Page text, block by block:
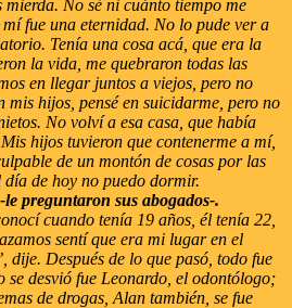
No sé ni cuánto tiempo me
fue una eternidad. No lo pude ver a
Tenía una cosa acá, que era la
la vida, me quebraron todas las
en llegar juntos a viejos, pero no
mis hijos, pensé en suicidarme, pero no
No volví a esa casa, que había
hijos tuvieron que contenerme a mí,
de un montón de cosas por las
de hoy no puedo dormir.
preguntaron sus abogados-.
cuando tenía 19 años, él tenía 22,
sentí que era mi lugar en el
dije. Después de lo que pasó, todo fue
se desvió fue Leonardo, el odontólogo;
de drogas, Alan también, se fue